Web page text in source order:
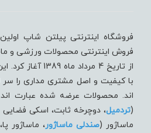
فروشگاه اینترنتی پیلتن شاپ
فروش اینترنتی محصولات ورزشی و
از تاریخ 4 مرداد
با کیفیت و اصل مشتری مداری را سر
اند. محصولات عرضه شده عبارت اند
(تردميل، دوچرخه ثابت، اسکی فضایی
ماساژور (صندلی ماساژور، ماساژور